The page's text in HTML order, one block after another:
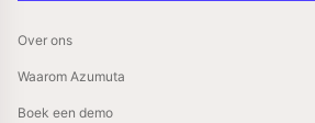
Over ons
Waarom Azumuta
Boek een demo